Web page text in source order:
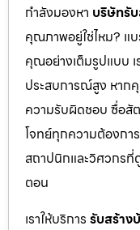
กำลังมองหา บริษัทรั
คุณภาพอยู่ใช่ไหม? แ
คุณอย่างเต็มรูปแบบ เ
ประสบการณ์สูง หาก
ความรับผิดชอบ ซื่อสั
โจทย์ทุกความต้องก
สถาปนิกและวิศวกรที่
ตอน
เราให้บริการ รับสร้าง